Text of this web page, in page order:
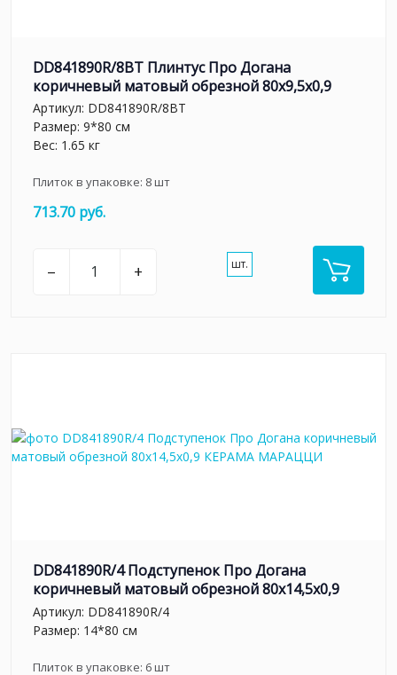
DD841890R/8BT Плинтус Про Догана
коричневый матовый обрезной 80x9,5x0,9
Артикул: DD841890R/8BT
Размер: 9*80 см
Вес: 1.65 кг
Плиток в упаковке: 8шт
713.70 руб.
– + шт.
DD841890R/4 Подступенок Про Догана
коричневый матовый обрезной 80x14,5x0,9
Артикул: DD841890R/4
Размер: 14*80 см
Плиток в упаковке: 6шт